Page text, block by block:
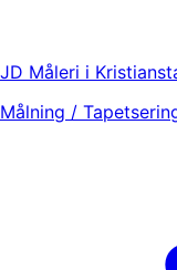
JD Måleri i
Målning /